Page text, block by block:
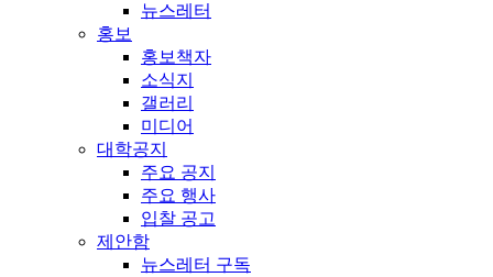
뉴스레터
홍보
홍보책자
소식지
갤러리
미디어
대학공지
주요 공지
주요 행사
입찰 공고
제안함
뉴스레터 구독